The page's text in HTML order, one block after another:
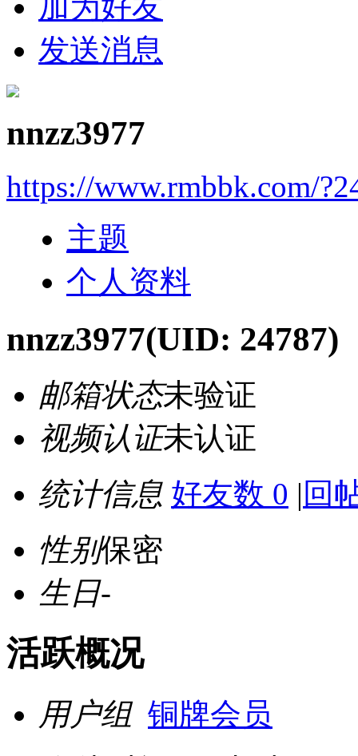
发送消息
nnzz3977
https://www.rmbbk.com/
主题
个人资料
nnzz3977(UID: 24787)
邮箱状态未验证
视频认证未认证
统计信息 好友数 0 | 回
性别保密
生日-
活跃概况
用户组 铜牌会员